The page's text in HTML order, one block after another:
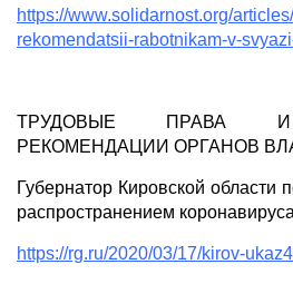
https://www.solidarnost.org/
rekomendatsii-rabotnikam-v-
ТРУДОВЫЕ ПРАВА И
РЕКОМЕНДАЦИИ ОРГАНОВ
Губернатор Кировской области
распространением коронавируса
https://rg.ru/2020/03/17/kirov-